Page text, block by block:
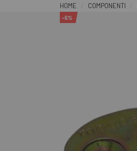
HOME COMPONENTI
-5%